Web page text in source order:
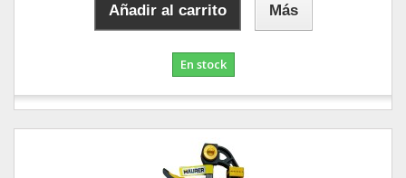
Añadir al carrito Más
En stock